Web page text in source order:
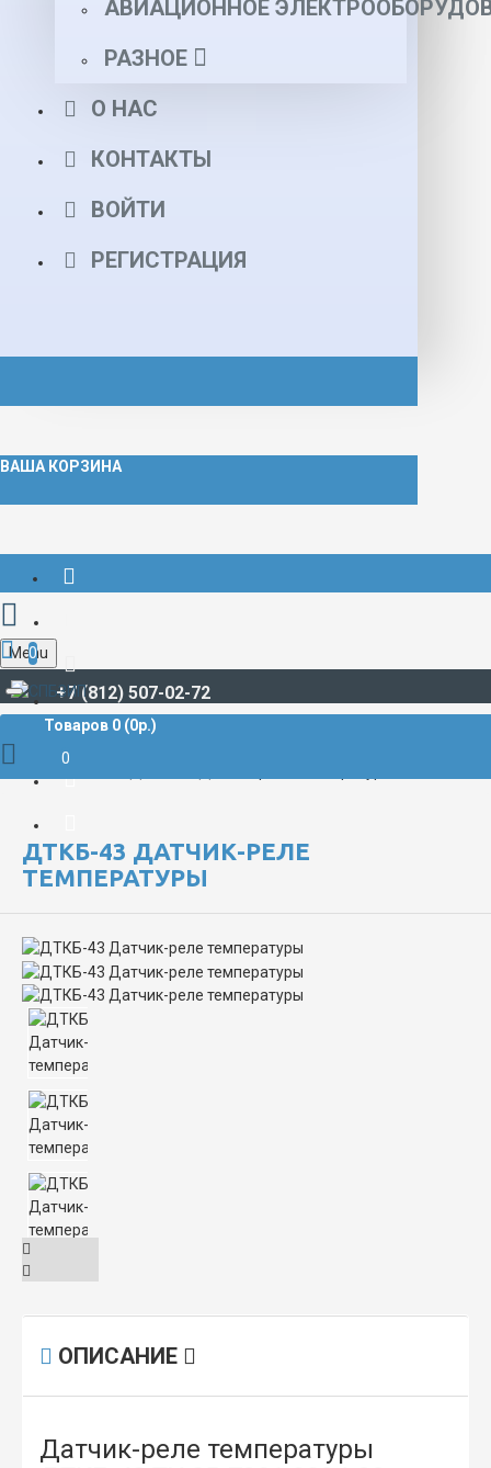
АВИАЦИОННОЕ
РАЗНОЕ
О НАС
КОНТАКТЫ
ВОЙТИ
РЕГИСТРАЦИЯ
ВАША КОРЗИНА
+7 (812) 507-02-72
Menu
0
Товаров 0 (0р.)
0
КОНТРОЛЬ И РЕГУЛИРОВАНИЕ ФИЗИЧЕСКИХ ПАРАМЕТРОВ
ДТКБ-43 ДАТЧИК-РЕЛЕ
ТЕМПЕРАТУРЫ
ОПИСАНИЕ
Датчик-реле температуры